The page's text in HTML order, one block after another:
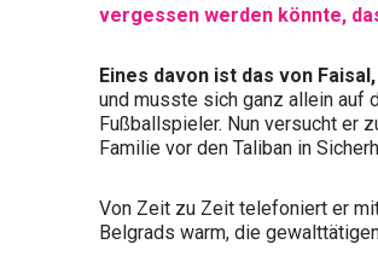
vergessen werden könnte,
Eines davon ist das von
und musste sich ganz allein auf
Fußballspieler. Nun versucht er
Familie vor den Taliban in
Von Zeit zu Zeit telefoniert er
Belgrads warm, die